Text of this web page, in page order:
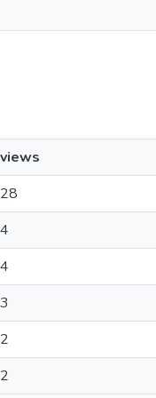
views
28
4
4
3
2
2